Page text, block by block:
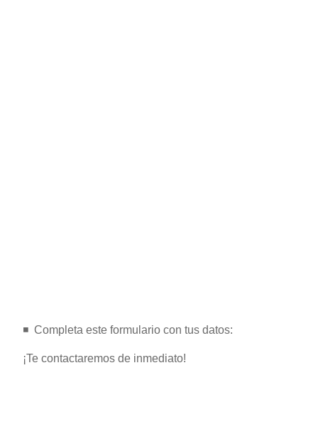
◾️ ️ Completa este formulario con tus datos:
¡Te contactaremos de inmediato!